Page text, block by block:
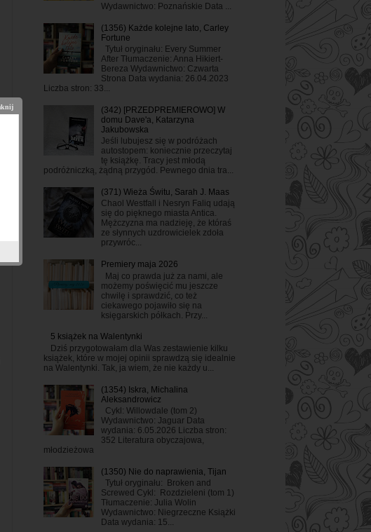
Wydawnictwo: Poznańskie Data ...
(1356) Każde kolejne lato, Carley
Fortune
Tytuł oryginału: Every Summer
After Tłumaczenie: Anna Hikiert-
Bereza Wydawnictwo: Czwarta
Strona Data wydania: 26.04.2023
Liczba stron: 33...
(342) [PRZEDPREMIEROWO] W
domu Dave'a, Katarzyna
Jakubowska
Jeśli lubujesz się w podróżach
autostopem: koniecznie przeczytaj
tę książkę. Tracy jest młodą
podróżniczką, żądną przygód. Pewnego dnia tra...
(371) Wieża Świtu, Sarah J. Maas
Chaol Westfall i Nesryn Faliq udają
się do pięknego miasta Antica.
Mężczyzna ma nadzieję, że któraś
ze słynnych uzdrowicielek zdoła
przywróc...
Premiery maja 2026
Maj co prawda już za nami, ale
możemy poświęcić mu jeszcze
chwilę i sprawdzić, co też
ciekawego pojawiło się na
księgarskich półkach. Przy...
5 książek na Walentynki
Dziś przygotowałam dla Was zestawienie kilku
książek, które w mojej opinii sprawdzą się idealnie
na Walentynki. Tak, ja wiem, że nie każdy u...
(1354) Iskra, Michalina
Aleksandrowicz
Cykl: Willowdale (tom 2)
Wydawnictwo: Jaguar Data
wydania: 6.05.2026 Liczba stron:
352 Literatura obyczajowa,
młodzieżowa
(1350) Nie do naprawienia, Tijan
Tytuł oryginału: Broken and
Screwed Cykl: Rozdzieleni (tom 1)
Tłumaczenie: Julia Wolin
Wydawnictwo: Niegrzeczne Książki
Data wydania: 15...